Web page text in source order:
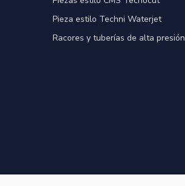
Pieza estilo Techni Waterjet
Racores y tuberías de alta presión